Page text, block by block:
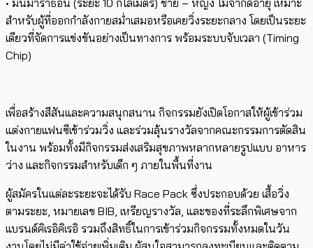
• มินิมาราธอน (ระยะ 10 กิโลเมตร) ชาย – หญิง ไม่จำกัดอายุ เหมาะ
สำหรับผู้ที่ออกกำลังกายสม่ำเสมอหรือเคยวิ่งระยะกลาง โดยเป็นระยะ
เดียวที่จัดการแข่งขันอย่างเป็นทางการ พร้อมระบบจับเวลา (Timing
Chip)
เพื่อสร้างสีสันและความสนุกสนาน กิจกรรมยังเปิดโอกาสให้ผู้เข้าร่วม
แต่งกายแฟนซีเข้าร่วมวิ่ง และร่วมลุ้นรางวัลจากคณะกรรมการตัดสิน
ในงาน พร้อมทั้งมีกิจกรรมส่งเสริมสุขภาพหลากหลายรูปแบบ อาหาร
ว่าง และกิจกรรมสำหรับเด็ก ๆ ภายในพื้นที่งาน
ผู้สมัครในแต่ละระยะจะได้รับ Race Pack ซึ่งประกอบด้วย เสื้อวิ่ง
ตามระยะ, หมายเลข BIB, เหรียญรางวัล, และของที่ระลึกพิเศษจาก
แบรนด์คิเรอิคิเรอิ รวมถึงสิทธิ์ในการเข้าร่วมกิจกรรมทั้งหมดในวัน